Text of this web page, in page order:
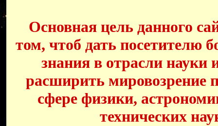
Основная цель данного
том, чтоб дать посетителю
знания в отрасли науки
расширить мировозрение
сфере физики,
технических